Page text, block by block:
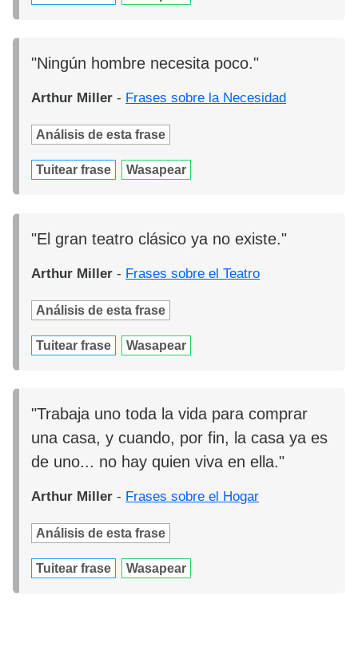
"Ningún hombre necesita poco."
Arthur Miller - Frases sobre la Necesidad
Análisis de esta frase
Tuitear frase Wasapear
"El gran teatro clásico ya no existe."
Arthur Miller - Frases sobre el Teatro
Análisis de esta frase
Tuitear frase Wasapear
"Trabaja uno toda la vida para comprar
una casa, y cuando, por fin, la casa ya es
de uno... no hay quien viva en ella."
Arthur Miller - Frases sobre el Hogar
Análisis de esta frase
Tuitear frase Wasapear